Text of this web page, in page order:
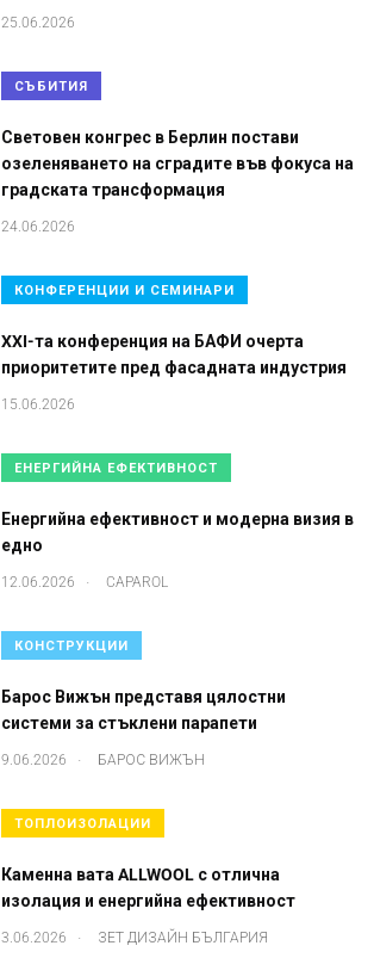
25.06.2026
СЪБИТИЯ
Световен конгрес в Берлин постави
озеленяването на сградите във фокуса на
градската трансформация
24.06.2026
КОНФЕРЕНЦИИ И СЕМИНАРИ
XXI-та конференция на БАФИ очерта
приоритетите пред фасадната индустрия
15.06.2026
ЕНЕРГИЙНА ЕФЕКТИВНОСТ
Енергийна ефективност и модерна визия в
едно
12.06.2026 . CAPAROL
КОНСТРУКЦИИ
Барос Вижън представя цялостни
системи за стъклени парапети
9.06.2026 . БАРОС ВИЖЪН
ТОПЛОИЗОЛАЦИИ
Каменна вата ALLWOOL с отлична
изолация и енергийна ефективност
3.06.2026 . ЗЕТ ДИЗАЙН БЪЛГАРИЯ